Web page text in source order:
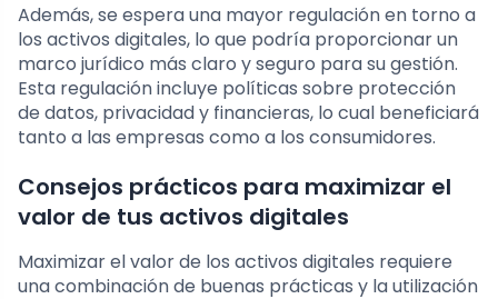
Además, se espera una mayor regulación en torno a
los activos digitales, lo que podría proporcionar un
marco jurídico más claro y seguro para su gestión.
Esta regulación incluye políticas sobre protección
de datos, privacidad y financieras, lo cual beneficiará
tanto a las empresas como a los consumidores.
Consejos prácticos para maximizar el
valor de tus activos digitales
Maximizar el valor de los activos digitales requiere
una combinación de buenas prácticas y la utilización